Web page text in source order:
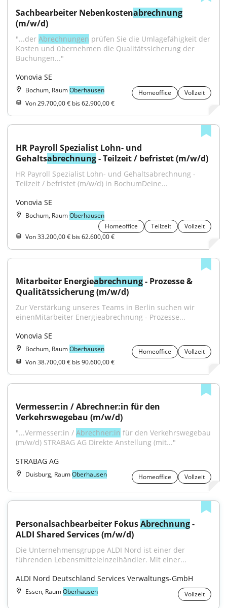
Sachbearbeiter Nebenkostenabrechnung
(m/w/d)
"...der Abrechnungen prüfen Sie die Umlagefähigkeit der
Kosten und übernehmen die Qualitätssicherung der
Buchungen..."
Vonovia SE
Bochum, RaumOberhausen Homeoffice
Vollzeit
Von 29.700,00 € bis 62.900,00 €
HR Payroll Spezialist Lohn- und
Gehaltsabrechnung - Teilzeit / befristet (m/w/d)
HR Payroll Spezialist Lohn- und Gehaltsabrechnung -
Teilzeit / befristet (m/w/d) in BochumDeine...
Vonovia SE
Bochum, RaumOberhausen
Homeoffice
Teilzeit
Vollzeit
Von 33.200,00 € bis 62.600,00 €
Mitarbeiter Energieabrechnung - Prozesse &
Qualitätssicherung (m/w/d)
Zur Verstärkung unseres Teams in Berlin suchen wir
einenMitarbeiter Energieabrechnung - Prozesse...
Vonovia SE
Bochum, RaumOberhausen Homeoffice
Vollzeit
Von 38.700,00 € bis 90.600,00 €
Vermesser:in / Abrechner:in für den
Verkehrswegebau (m/w/d)
"...Vermesser:in / Abrechner:in für den Verkehrswegebau
(m/w/d) STRABAG AG Direkte Anstellung (mit..."
STRABAG AG
Duisburg, RaumOberhausen Homeoffice Vollzeit
Personalsachbearbeiter Fokus Abrechnung -
ALDI Shared Services (m/w/d)
Die Unternehmensgruppe ALDI Nord ist einer der
führenden Lebensmitteleinzelhändler. Mit einer...
ALDI Nord Deutschland Services Verwaltungs-GmbH
Essen, RaumOberhausen Vollzeit